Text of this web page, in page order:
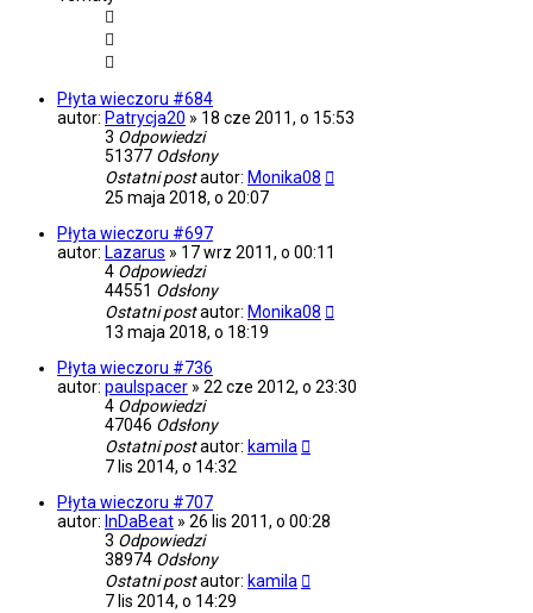
Płyta wieczoru #684
autor: Patrycja20 » 18 cze 2011, o 15:53
3 Odpowiedzi
51377 Odsłony
Ostatni postautor: Monika08
25 maja 2018, o 20:07
Płyta wieczoru #697
autor: Lazarus » 17 wrz 2011, o 00:11
4 Odpowiedzi
44551 Odsłony
Ostatni postautor: Monika08
13 maja 2018, o 18:19
Płyta wieczoru #736
autor: paulspacer » 22 cze 2012, o 23:30
4 Odpowiedzi
47046 Odsłony
Ostatni postautor: kamila
7 lis 2014, o 14:32
Płyta wieczoru #707
autor: InDaBeat » 26 lis 2011, o 00:28
3 Odpowiedzi
38974 Odsłony
Ostatni postautor: kamila
7 lis 2014, o 14:29